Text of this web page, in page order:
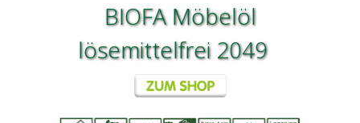
BIOFA Möbelöl
lösemittelfrei 2049